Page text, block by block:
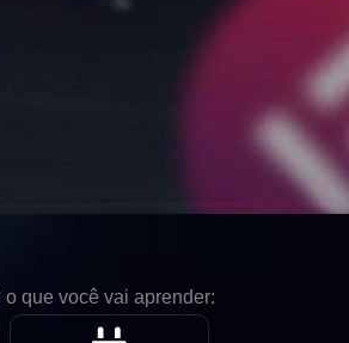
o que você vai aprender: